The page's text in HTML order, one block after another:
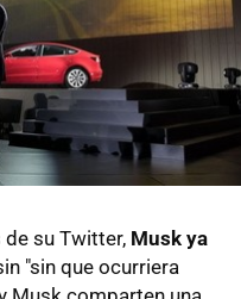
de su Twitter, Musk ya
"sin que ocurriera